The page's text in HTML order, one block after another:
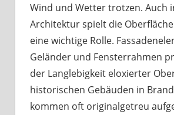
Wind und Wetter trotzen. Auch
Architektur spielt die
eine wichtige Rolle.
Geländer und Fensterrahmen
der Langlebigkeit eloxierter
historischen Gebäuden in
kommen oft originalgetreu